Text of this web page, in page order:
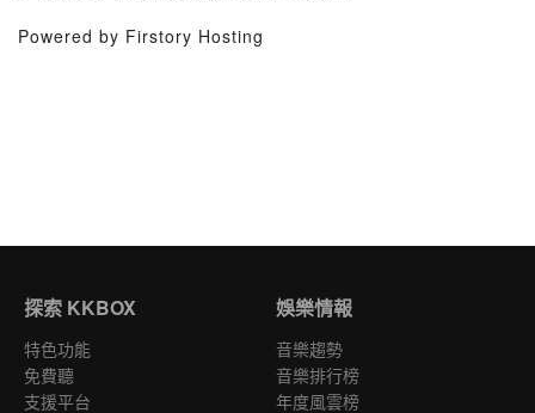
Powered by Firstory Hosting
探索 KKBOX
特色功能
免費聽
支援平台
娛樂情報
音樂趨勢
音樂排行榜
年度風雲榜